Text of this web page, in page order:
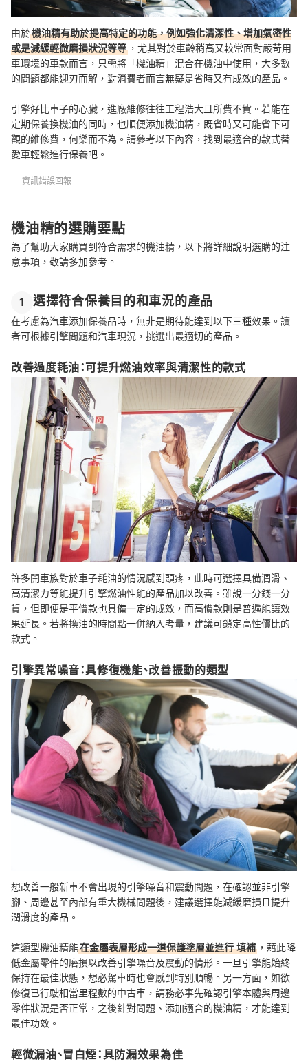
由於機油精有助於提高特定的功能，例如強化清潔性、增加氣密性
或是減緩輕微磨損狀況等等 ，尤其對於車齡稍高又較常面對嚴苛用
車環境的車款而言，只需將「機油精」混合在機油中使用，大多數
的問題都能迎刃而解，對消費者而言無疑是省時又有成效的產品。
引擎好比車子的心臟，進廠維修往往工程浩大且所費不貲。若能在
定期保養換機油的同時，也順便添加機油精，既省時又可能省下可
觀的維修費，何樂而不為。請參考以下內容，找到最適合的款式替
愛車輕鬆進行保養吧。
資訊錯誤回報
機油精的選購要點
為了幫助大家購買到符合需求的機油精，以下將詳細說明選購的注
意事項，敬請多加參考。
1 選擇符合保養目的和車況的產品
在考慮為汽車添加保養品時，無非是期待能達到以下三種效果。讀
者可根據引擎問題和汽車現況，挑選出最適切的產品。
改善過度耗油：可提升燃油效率與清潔性的款式
許多開車族對於車子耗油的情況感到頭疼，此時可選擇具備潤滑、
高清潔力等能提升引擎燃油性能的產品加以改善。雖說一分錢一分
貨，但即便是平價款也具備一定的成效，而高價款則是普遍能讓效
果延長。若將換油的時間點一併納入考量，建議可鎖定高性價比的
款式。
引擎異常噪音：具修復機能、改善振動的類型
想改善一般新車不會出現的引擎噪音和震動問題，在確認並非引擎
腳、周邊甚至內部有重大機械問題後，建議選擇能減緩磨損且提升
潤滑度的產品。
這類型機油精能在金屬表層形成一道保護塗層並進行 填補 ，藉此降
低金屬零件的磨損以改善引擎噪音及震動的情形。一旦引擎能始終
保持在最佳狀態，想必駕車時也會感到特別順暢。另一方面，如欲
修復已行駛相當里程數的中古車，請務必事先確認引擎本體與周邊
零件狀況是否正常，之後針對問題、添加適合的機油精，才能達到
最佳功效。
輕微漏油、冒白煙：具防漏效果為佳